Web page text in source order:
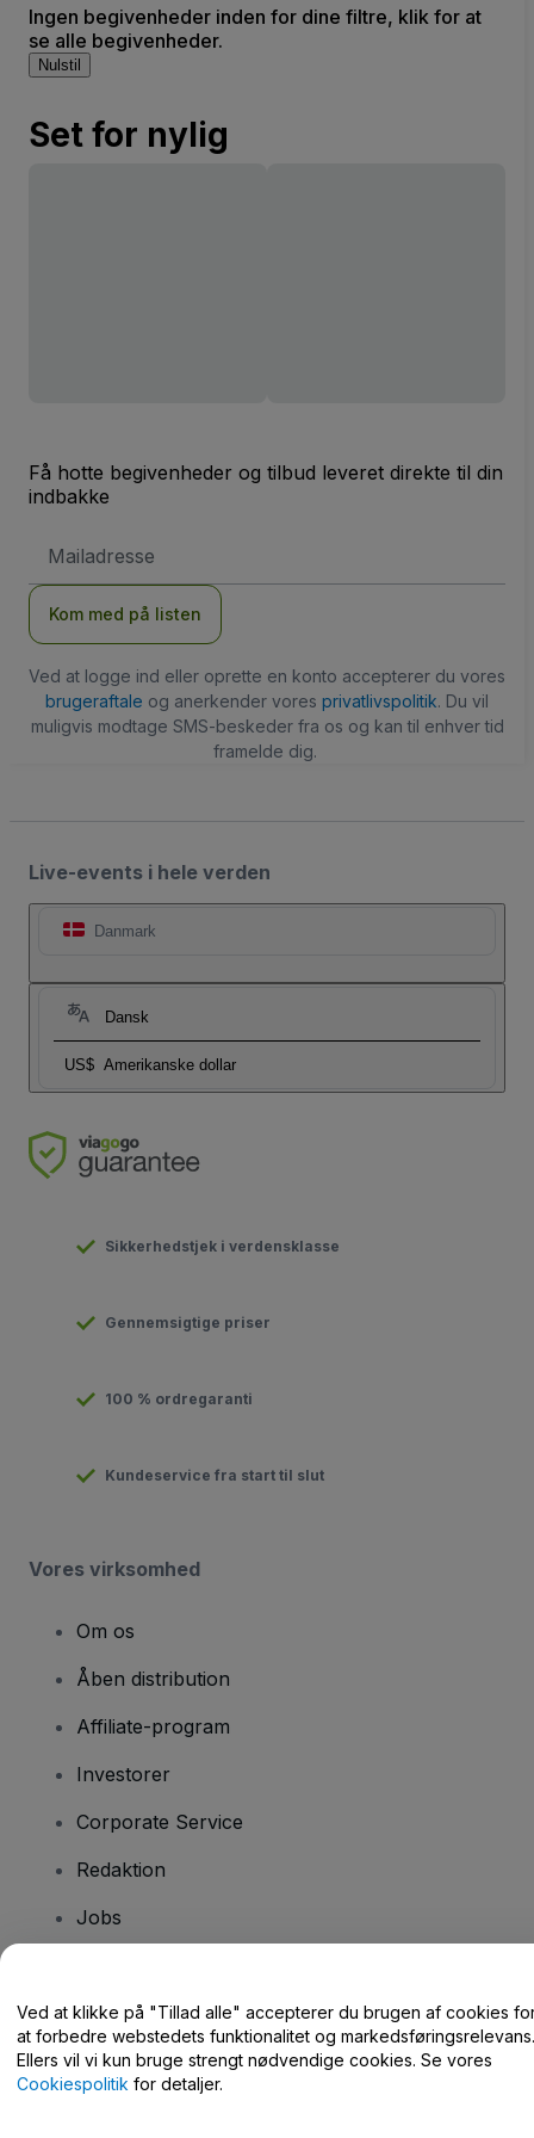
Ingen begivenheder inden for dine filtre, klik for at
se alle begivenheder.
Nulstil
Set for nylig
Få hotte begivenheder og tilbud leveret direkte til din
indbakke
adresse
Kom med på listen
Ved at logge ind eller oprette en konto accepterer du vores
brugeraftale og anerkender vores privatlivspolitik. Du vil
muligvis modtage SMS-beskeder fra os og kan til enhver tid
framelde dig.
Live-events i hele verden
Danmark
Dansk
US$ Amerikanske dollar
Sikkerhedstjek i verdensklasse
Gennemsigtige priser
100 % ordregaranti
Kundeservice fra start til slut
Vores virksomhed
Om os
Åben distribution
Affiliate-program
Investorer
Corporate Service
Redaktion
Jobs
Har du spørgsmål?
Hjælpecenter / Kontakt os
Ved at klikke på "Tillad alle" accepterer du brugen af cookies
at forbedre webstedets funktionalitet og markedsføringsrelevans.
Ellers vil vi kun bruge strengt nødvendige cookies. Se vores
Cookiespolitik for detaljer.